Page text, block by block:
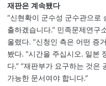
재판은 계속됐다
“신현확이 군수성 군수관으로
출하겠습니다.” 민족문제연구
울렸다. “신청인 측은 어떤 증
봤다. “시간을 주십시오. 일본
다.” “재판부가 요구하는 것은
가능한 문서여야 합니다.”